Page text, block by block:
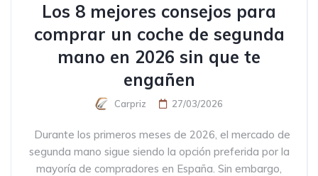
Los 8 mejores consejos para
comprar un coche de segunda
mano en 2026 sin que te
engañen
Carpriz 27/03/2026
Durante los primeros meses de 2026, el mercado de
segunda mano sigue siendo la opción preferida por la
mayoría de compradores en España. Sin embargo,